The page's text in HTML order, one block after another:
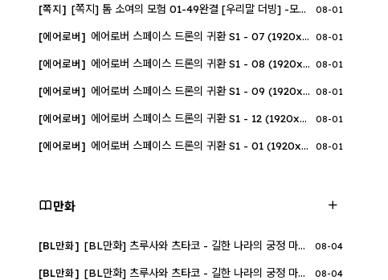
[쪽지] [쪽지] 톰 소여의 모험 01-49완결 [우리말 더빙] -모험 가족 드라마- 08-01
[에어로버] 에어로버 스페이스 드론의 귀환 S1 - 07 (1920x1080) 08-01
[에어로버] 에어로버 스페이스 드론의 귀환 S1 - 08 (1920x1080) 08-01
[에어로버] 에어로버 스페이스 드론의 귀환 S1 - 09 (1920x1080) 08-01
[에어로버] 에어로버 스페이스 드론의 귀환 S1 - 12 (1920x1080) 08-01
[에어로버] 에어로버 스페이스 드론의 귀환 S1 - 01 (1920x1080) 08-01
만화
[BL만화] [BL만화] 츠루사와 츠타코 - 길한 나라의 궁정 마술사는 안녕을 바.. 08-04
[BL만화] [BL만화] 츠루사와 츠타코 - 길한 나라의 궁정 마술사는 안녕을 바.. 08-04